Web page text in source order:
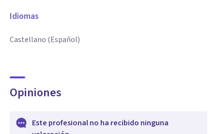
Idiomas
Castellano (Español)
Opiniones
Este profesional no ha recibido ninguna